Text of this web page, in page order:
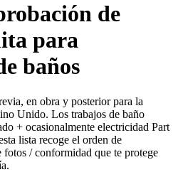
de
para
baños
en obra y posterior para la
Unido. Los trabajos de baño
+ ocasionalmente electricidad Part
lista recoge el orden de
/ conformidad que te protege